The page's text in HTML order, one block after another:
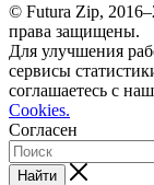
© Futura Zip,
права защищены.
Для улучшения
сервисы
соглашаетесь с
Cookies.
Согласен
Найти